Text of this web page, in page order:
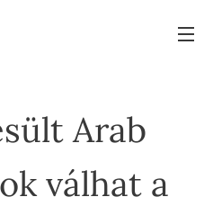
Arab
válhat a